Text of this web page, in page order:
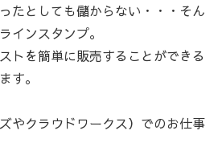
たとしても儲からない・・・そん
インスタンプ。
トを簡単に販売することができる
す。
やクラウドワークス）でのお仕事